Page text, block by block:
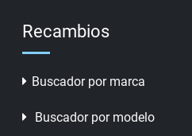
Recambios
Buscador por marca
Buscador por modelo